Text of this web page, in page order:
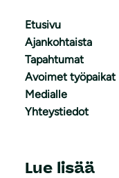
Etusivu
Ajankohtaista
Tapahtumat
Avoimet työpaikat
Medialle
Yhteystiedot
Lue lisää